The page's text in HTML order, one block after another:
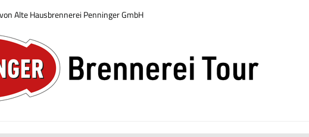
Alte Hausbrennerei Penninger GmbH